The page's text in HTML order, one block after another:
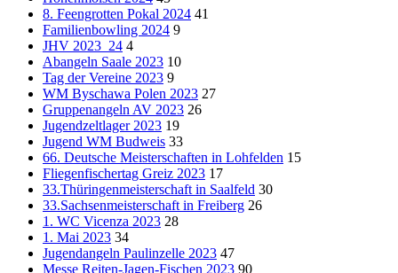
8. Feengrotten Pokal 2024 41
Familienbowling 2024 9
JHV 2023_24 4
Abangeln Saale 2023 10
Tag der Vereine 2023 9
WM Byschawa Polen 2023 27
Gruppenangeln AV 2023 26
Jugendzeltlager 2023 19
Jugend WM Budweis 33
66. Deutsche Meisterschaften in Lohfelden 15
Fliegenfischertag Greiz 2023 17
33.Thüringenmeisterschaft in Saalfeld 30
33.Sachsenmeisterschaft in Freiberg 26
1. WC Vicenza 2023 28
1. Mai 2023 34
Jugendangeln Paulinzelle 2023 47
Messe Reiten-Jagen-Fischen 2023 90